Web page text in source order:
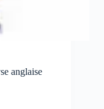
anglaise